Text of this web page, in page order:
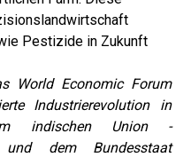
Pestizide in Zukunft
World Economic Forum
Industrierevolution in
indischen Union -
und dem Bundesstaat